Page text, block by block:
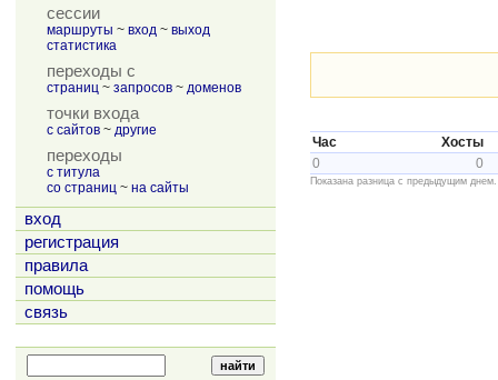
сессии
маршруты ~ вход ~ выход
статистика
переходы с
страниц ~ запросов ~ доменов
точки входа
с сайтов ~ другие
переходы
с титула
со страниц ~ на сайты
вход
регистрация
правила
помощь
связь
Час
Хосты
0
0
Показана разница с предыдущим днем.